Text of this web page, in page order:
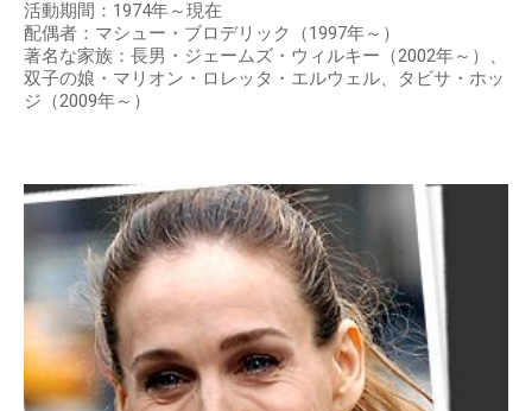
サラジェシカパーカーのプロフィール
生年月日：1965年3月25日
出生地：アメリカ合衆国 オハイオ州ネルソンヴィル
職業：女優、プロデューサー
ジャンル：テレビ、映画、舞台
活動期間：1974年～現在
配偶者：マシュー・ブロデリック（1997年～）
著名な家族：長男・ジェームズ・ウィルキー（2002年～）、
双子の娘・マリオン・ロレッタ・エルウェル、タビサ・ホッ
ジ（2009年～）